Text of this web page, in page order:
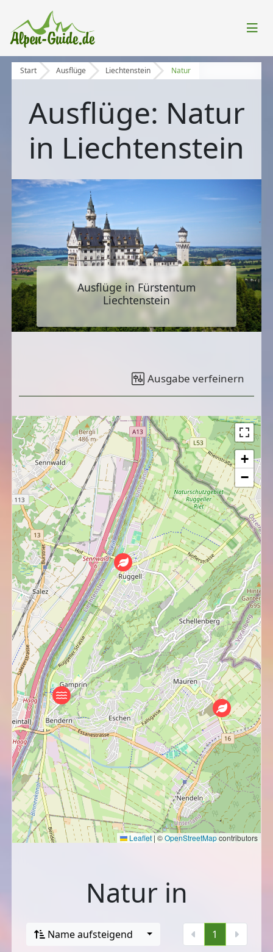
Start Ausflüge Liechtenstein Natur
Ausflüge: Natur
in Liechtenstein
Ausflüge in Fürstentum
Liechtenstein
Ausgabe verfeinern
+
−
Leaflet | ©OpenStreetMapcontributors
Natur in
Name aufsteigend 1